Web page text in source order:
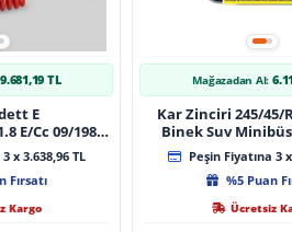
9.681,19 TL
E
E/Cc 09/1984-
Spor Yay
x 3.638,96 TL
Fırsatı
Kargo
Mağazadan Al:
Kar Zinciri 245/45/
Binek Suv
Kolay
Peşin Fiyatına 3
%5 Puan
Ücretsiz